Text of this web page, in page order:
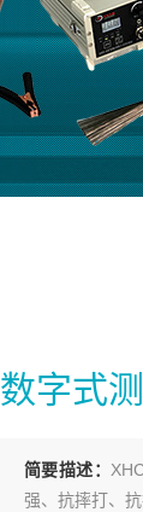
数字式
简要描述：
强、抗摔打、